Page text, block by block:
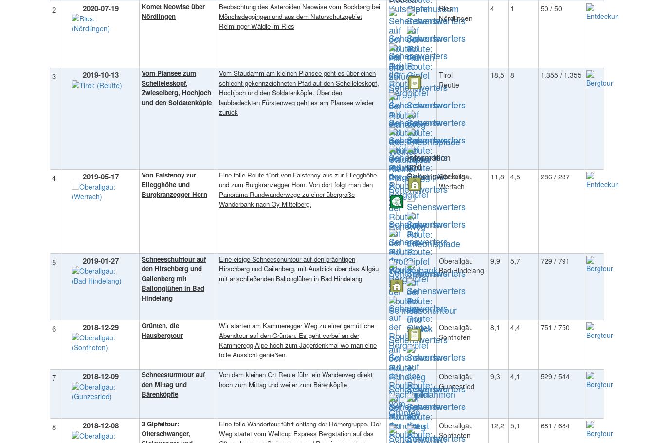
2 2020-07-19
Komet Neowise über
Nördlingen
Beobachtung des Asteroiden Neowise vom Bockberg bei
Mönchsdeggingen und aus dem Naturschutzgebiet
Reimlinger Wäldle im Ries
Ries
Nördlingen
4 1 50 / 50
3 2019-10-13
Vom Plansee zum
Schelleleskopf,
Zwieselberg, Hochjoch
und den Soldatenköpfe
Vom Staudamm am kleinen Plansee geht es über einen
schlecht gekennzeichneten Pfad auf den Schelleleskopf,
Hochjoch und den Soldatenköpfe. Über den
laubbedeckten Fürstenweg geht es am Plansee wieder
zurück
Tirol
Reutte
18,5 8 1.355 / 1.355
4 2019-05-17
Von Faistenoy zur
Ellegghöhe und
Burgkranzegger Horn
Eine tolle Route führt von Faistenoy aus zur Ellegghöhe
und zum Burgkranzegger Horn. Von dort folgt man den
Panorama-Rundwanderwege zu einer übergroße
Wanderbank nach Oy-Mittelberg.
Oberallgäu
Wertach
11,8 4,5 286 / 287
5 2019-01-27
Schneeschuhtour auf
den HIrschberg und
Gailenberg mit
Ballonglühen in Bad
Hindelang
Eine eisige Schneeschuhtour auf den prächtigen
Hirschberg und Gailenberg, mit Ausblick über das Allgäu
mit anschließenden Ballonglühen in Bad Hindelang
Oberallgäu
Bad Hindelang
9,9 5,7 729 / 791
6 2018-12-29
Grünten, die
Hausbergtour
Wir starten am Kammeregger Weg zu einer gemütliche
Abendtour auf den Grünten. Es geht vorbei an der
Kammeregg Alpe hoch zum Jägerdenkmal wo man eine
tolle Aussicht genießen.
Oberallgäu
Sonthofen
8,1 4,4 751 / 750
7 2018-12-09
Schneesturmtour auf
den Mittag und
Bärenköpfle
Von dem kleinen Ort Reute führt ein Wanderweg direkt
hoch zum Mittag und weiter zum Bärenköpfle
Oberallgäu
Gunzesried
9,3 4,1 529 / 544
8 2018-12-08
3 Gipfeltour:
Ofterschwanger,
Eine tolle Wandertour führt entlang der Hörnergruppe. Der
Weg startet vom Weltcup Express Bergstation auf das
Oberallgäu
Sonthofen
12,2 5,1 681 / 684